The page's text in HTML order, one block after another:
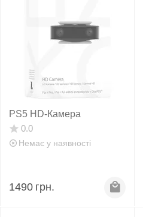
PS5 HD-Камера
0.0
Немає у наявності
1490 грн.